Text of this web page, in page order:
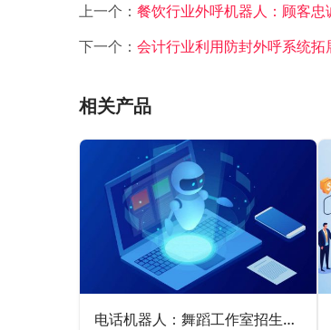
上一个： 餐饮行业外呼机器人：顾客
下一个： 会计行业利用防封外呼系统拓
相关产品
电话机器人：舞蹈工作室招生推广的新引擎